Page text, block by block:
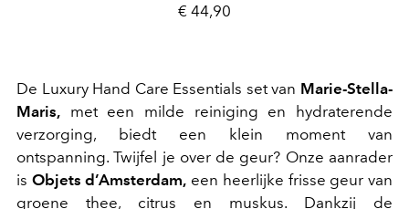
€ 44,90
De Luxury Hand Care Essentials set van Marie-Stella-
Maris, met een milde reiniging en hydraterende
verzorging, biedt een klein moment van
ontspanning. Twijfel je over de geur? Onze aanrader
is Objets d’Amsterdam, een heerlijke frisse geur van
groene thee, citrus en muskus. Dankzij de